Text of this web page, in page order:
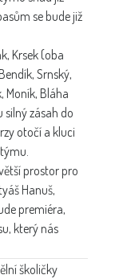
se bude již
Krsek (oba
Srnský,
Moník, Bláha
silný zásah do
otočí a kluci
prostor pro
Hanuš,
premiéra,
který nás
školičky